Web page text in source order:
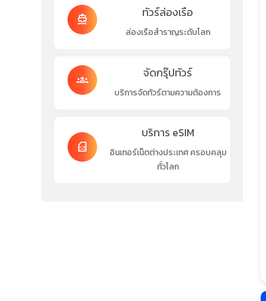
directions_boat ทัวร์ล่องเรือ
ล่องเรือสำราญระดับโลก
groups จัดกรุ๊ปทัวร์
บริการจัดทัวร์ตามความต้องการ
sim_card
บริการ eSIM
อินเทอร์เน็ตต่างประเทศ ครอบคลุม
ทั่วโลก